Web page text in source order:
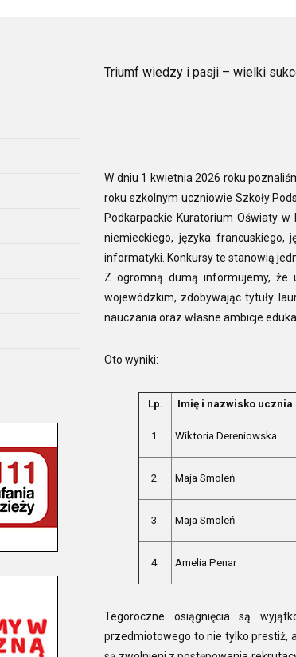
Triumf wiedzy i pasji – wielki
W dniu 1 kwietnia 2026 roku
roku szkolnym uczniowie Szkoły
Podkarpackie Kuratorium Oświaty
niemieckiego, języka francuskiego,
informatyki. Konkursy te stanowią
Z ogromną dumą informujemy, że
wojewódzkim, zdobywając tytuły
nauczania oraz własne ambicje
Oto wyniki:
Lp. Imię i nazwisko ucznia
1. Wiktoria Dereniowska
2. Maja Smoleń
3. Maja Smoleń
4. Amelia Penar
Tegoroczne osiągnięcia są
przedmiotowego to nie tylko prestiż,